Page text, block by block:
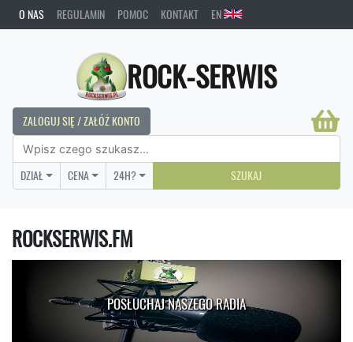
O NAS REGULAMIN POMOC KONTAKT EN
ROCK-SERWIS
ZALOGUJ SIĘ / ZAŁÓŻ KONTO
DZIAŁ CENA 24H? SZUKAJ
ROCKSERWIS.FM
POSŁUCHAJ NASZEGO RADIA